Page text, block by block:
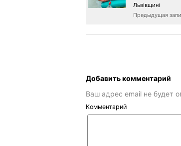
Львівщині
Предыдущая
Добавить комментарий
Ваш адрес email не будет
Комментарий